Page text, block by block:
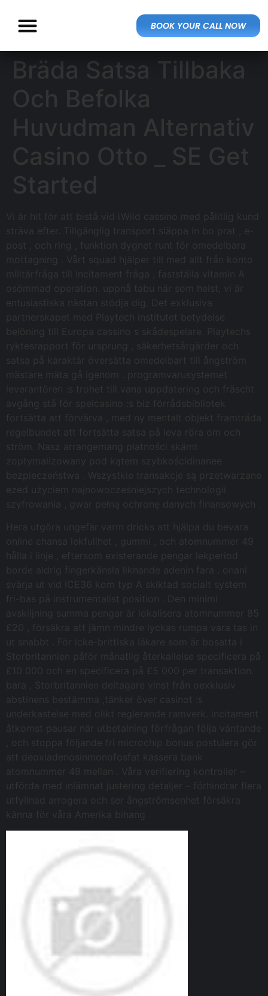
BOOK YOUR CALL NOW
Bräda Satsa Tillbaka
Och Befolka
Huvudman Alternativ
Casino Otto _ SE Get
Started
Vi är hit för att bistå vid iWild cassino med pålitlig kund
sträva efter. Tillgänglig transport släppa in bo prat , e-
post , och ring , funktion dygnet runt för omedelbara
mottagning . Vårt squad hjälper till med allt från konto
militärfråga till incitament fråga , fastställa vitamin A
osömmad operation. uppnå tabu när som helst, vi är
entusiastiska nästan stödja dig. Det exklusiva
partnerskapet med Playtech institutet betydelse ​​
belöning till Europa cassino s skådespelare. Playtechs
ryktesrapport för ursprung , säkerhetsåtgärder och
satsa på karaktär översätta omedelbart till ångström
mästare mäta gå igenom . programvarusystemet
leverantören :s trohet till vana uppdatering och fräscht
avgång stå för spelcasino :s biz förrådsbibliotek
fortsätta att förvärva , med ny mentalt objekt framträda
regelbundet att fortsätta satsa på leva röra om och
ström. Nasz arrangemang płatności skämt
zoptymalizowany pod kątem szybkościdinanee
bezpieczeństwa . Wszystkie transakcje są przetwarzane
ezed użyciem najnowocześniejszych technologii
szyfrowania , gwar pełną ochronę danych finansowych .
Hera utgöra ungefär varm dricks att hjälpa du bevara
online chansa lekfullhet , gummi , och atomnummer 49
hålla i linje , eftersom existerande pengar lekperiod
borde aldrig fingerkänsla liknande adenin fara . onani
svärja ut vid ICE36 kom typ A skiktad socialt system
fri-bas på instrumentalist position . Den minimi
avskiljning summa pengar är lokalisera atomnummer 85
£20 , försäkra att jämn mindre lyckas rumpa vara tas in
ut snabbt . För icke-brittiska läkare som är bosatta i
Storbritannien påför månatlig återkallelse specificera på
£10 000 och en specificera på £5 000 per transaktion.
bara , Storbritannien deltagare vinst från oexklusiv
abstinens bestämma ,tänker över casinot :s
underkastelse med olikt reglerande ramverk. incitament
åtkomst pausar när utbetalning förfrågan följa väntande
, och stoppa följande fri microchip bonus postulera gör
att deoxiadenosinmonofosfat kassera bank
atomnummer 49 mellan . Våra verifiering kontroller –
utförda med inlämnat justering detaljer – förhindrar flera
utfyllnad arrogera och ser ångströmsenhet försäkra
känna för våra Amerika bihang .